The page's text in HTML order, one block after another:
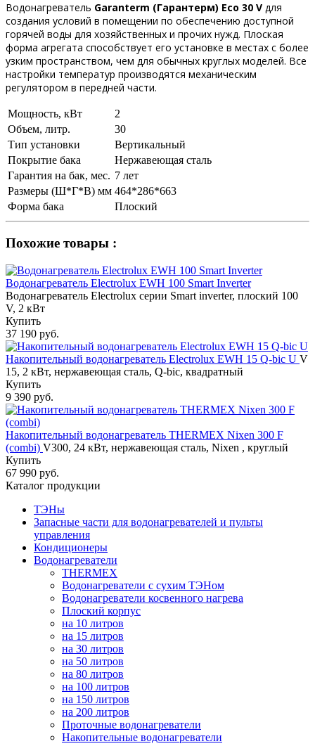
Водонагреватель Garanterm (Гарантерм) Eco 30 V для
создания условий в помещении по обеспечению доступной
горячей воды для хозяйственных и прочих нужд. Плоская
форма агрегата способствует его установке в местах с более
узким пространством, чем для обычных круглых моделей. Все
настройки температур производятся механическим
регулятором в передней части.
Мощность, кВт
2
Объем, литр.
30
Тип установки
Вертикальный
Покрытие бака
Нержавеющая сталь
Гарантия на бак, мес. 7 лет
Размеры (Ш*Г*В) мм 464*286*663
Форма бака
Плоский
Похожие товары :
Водонагреватель Electrolux EWH 100 Smart Inverter
Водонагреватель Electrolux серии Smart inverter, плоский 100
V, 2 кВт
Купить
37 190 руб.
Накопительный водонагреватель Electrolux EWH 15 Q-bic U V
15, 2 кВт, нержавеющая сталь, Q-bic, квадратный
Купить
9 390 руб.
Накопительный водонагреватель THERMEX Nixen 300 F
(combi) V300, 24 кВт, нержавеющая сталь, Nixen , круглый
Купить
67 990 руб.
Каталог продукции
ТЭНы
Запасные части для водонагревателей и пульты
управления
Кондиционеры
Водонагреватели
THERMEX
Водонагреватели с сухим ТЭНом
Водонагреватели косвенного нагрева
Плоский корпус
на 10 литров
на 15 литров
на 30 литров
на 50 литров
на 80 литров
на 100 литров
на 150 литров
на 200 литров
Проточные водонагреватели
Накопительные водонагреватели